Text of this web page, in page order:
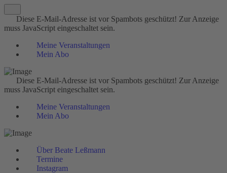
Diese E-Mail-Adresse ist vor Spambots geschützt! Zur Anzeige
muss JavaScript eingeschaltet sein.
Meine Veranstaltungen
Mein Abo
Diese E-Mail-Adresse ist vor Spambots geschützt! Zur Anzeige
muss JavaScript eingeschaltet sein.
Meine Veranstaltungen
Mein Abo
Über Beate Leßmann
Termine
Instagram